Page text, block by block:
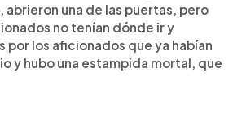
una de las puertas, pero
no tenían dónde ir y
por los aficionados que ya habían
y hubo una estampida mortal, que